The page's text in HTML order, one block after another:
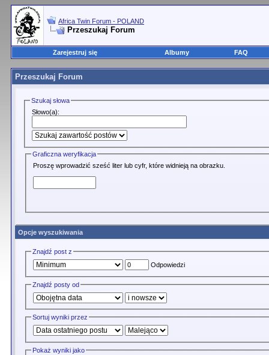
Africa Twin Forum - POLAND
Przeszukaj Forum
Zarejestruj się Albumy FAQ
Przeszukaj Forum
Szukaj słowa
Słowo(a):
Graficzna weryfikacja
Proszę wprowadzić sześć liter lub cyfr, które widnieją na obrazku.
Opcje wyszukiwania
Znajdź post z
Odpowiedzi
Znajdź posty od
Sortuj wyniki przez
Pokaż wyniki jako